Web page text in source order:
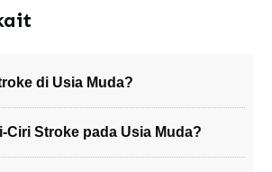
di Usia Muda?
Ciri Stroke pada Usia Muda?